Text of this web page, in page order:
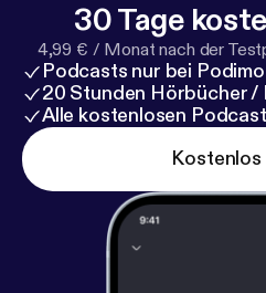
30 Tage
4,99 € / Monat nach der
Podcasts nur bei Podimo
20 Stunden Hörbücher /
Alle kostenlosen